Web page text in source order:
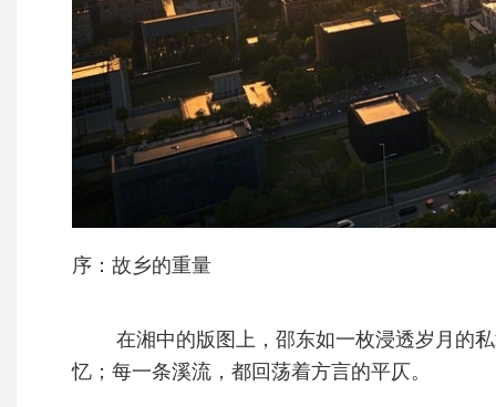
序：故乡的重量
在湘中的版图上，邵东如一枚浸透岁月的
忆；每一条溪流，都回荡着方言的平仄。